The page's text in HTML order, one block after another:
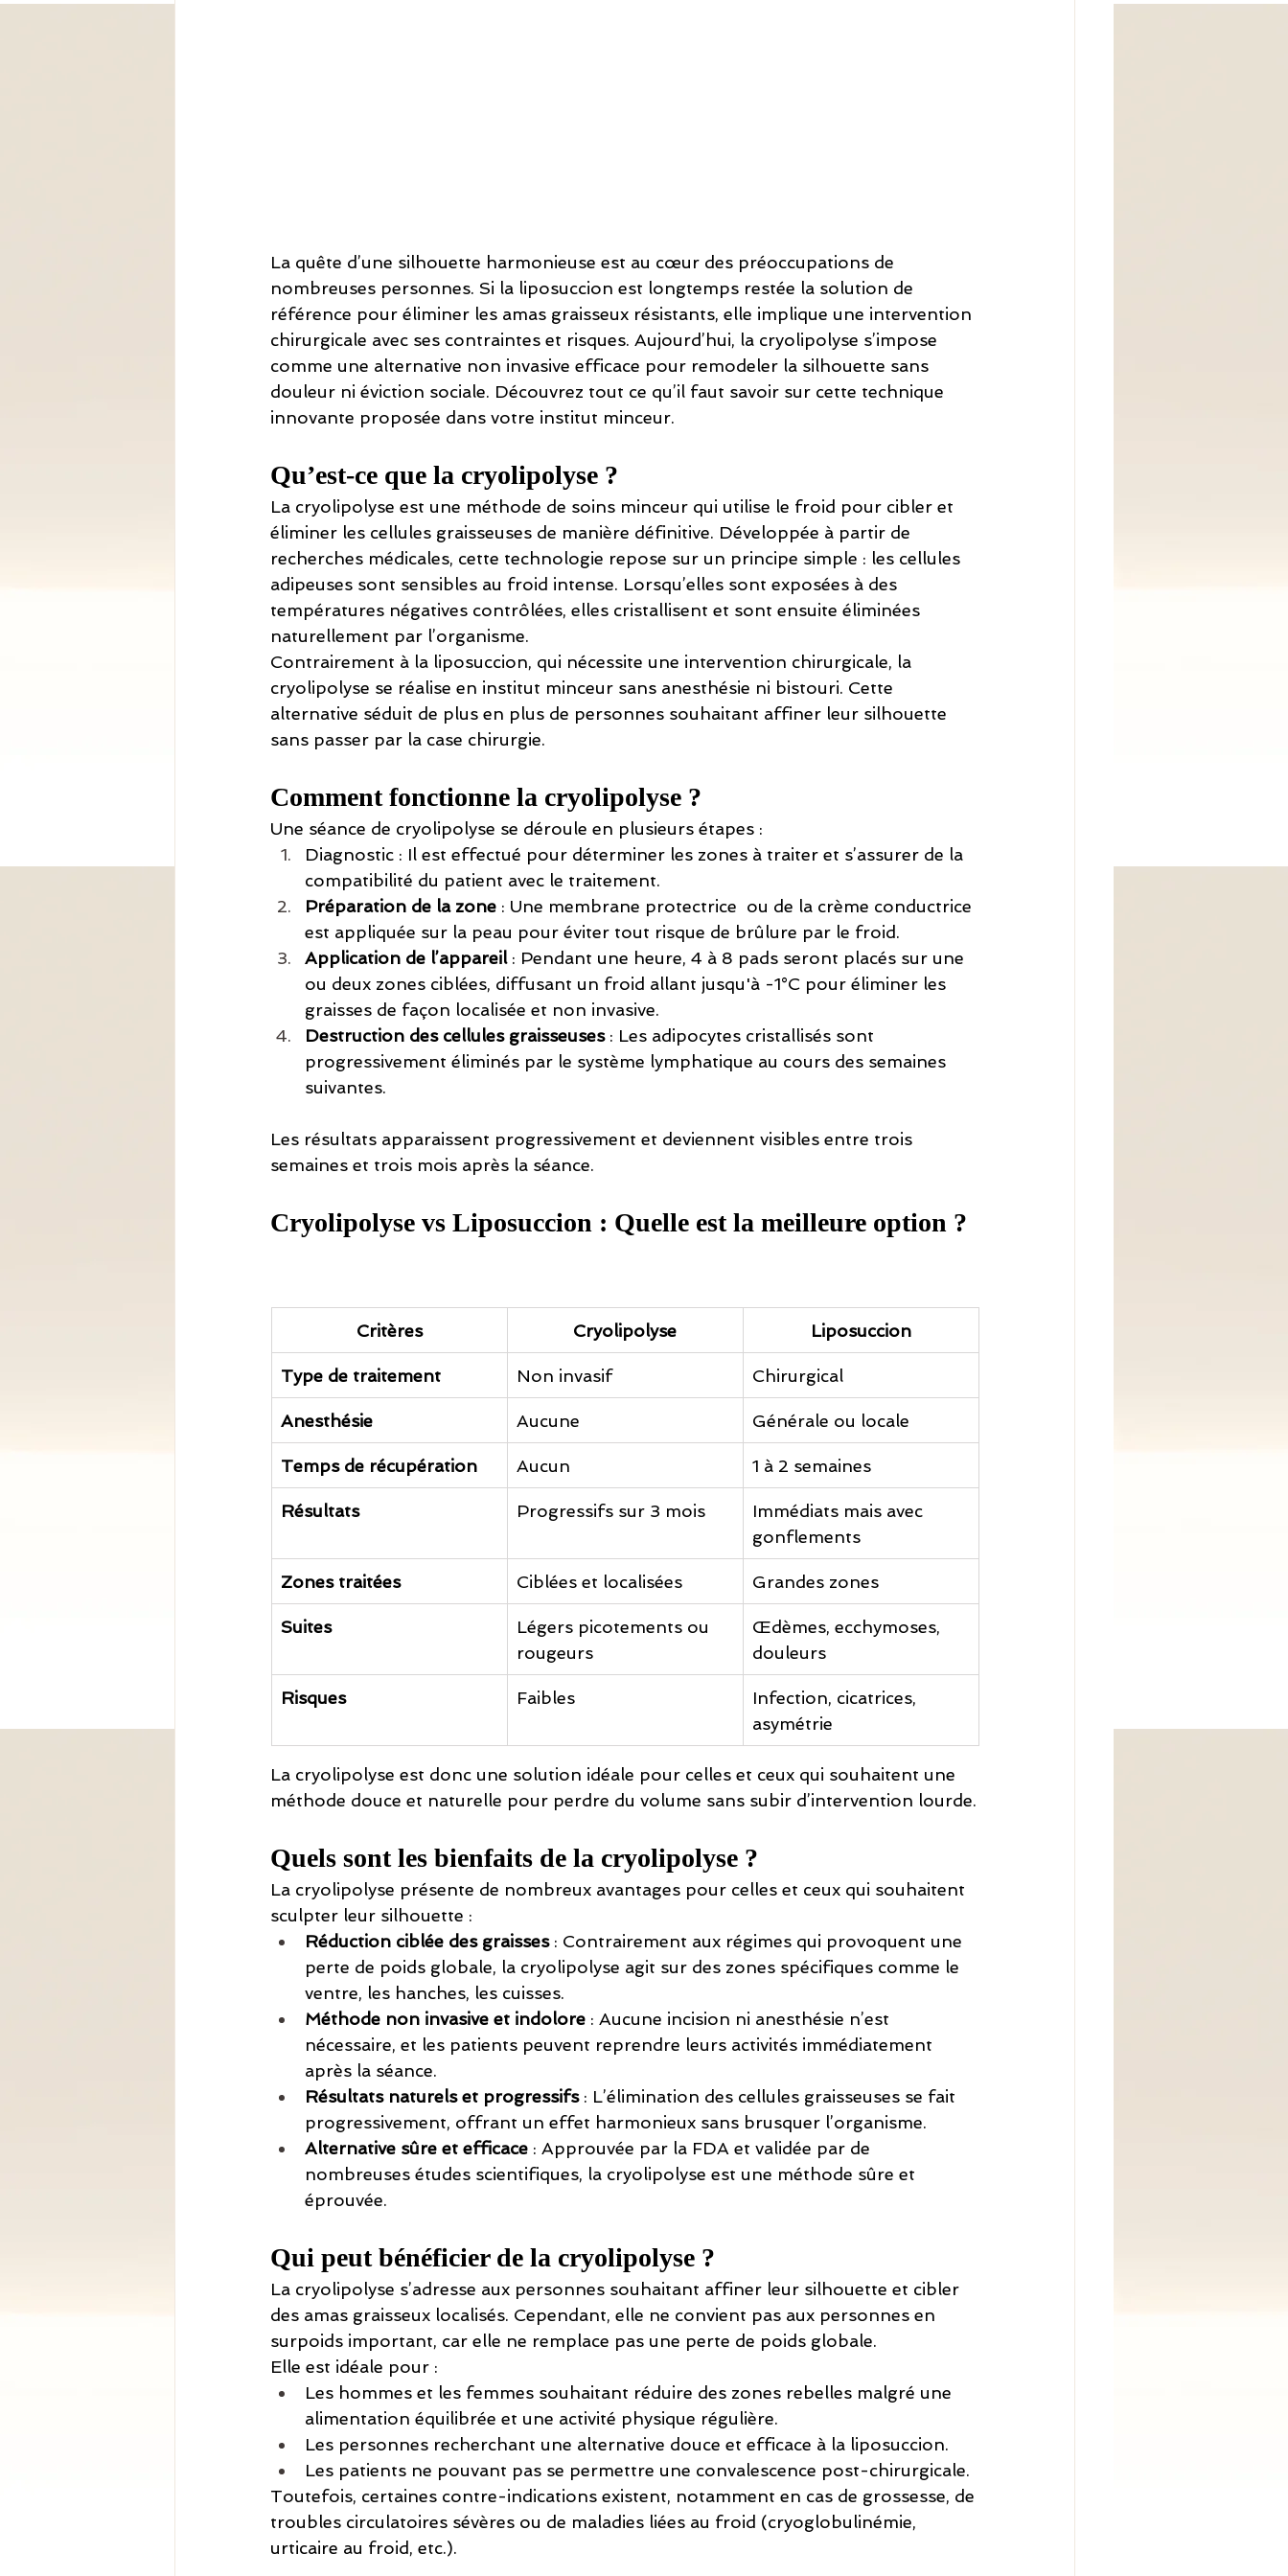
La quête d’une silhouette harmonieuse est au cœur des préoccupations de
nombreuses personnes. Si la liposuccion est longtemps restée la solution de
référence pour éliminer les amas graisseux résistants, elle implique une intervention
chirurgicale avec ses contraintes et risques. Aujourd’hui, la cryolipolyse s’impose
comme une alternative non invasive efficace pour remodeler la silhouette sans
douleur ni éviction sociale. Découvrez tout ce qu’il faut savoir sur cette technique
innovante proposée dans votre institut minceur.
Qu’est-ce que la cryolipolyse ?
La cryolipolyse est une méthode de soins minceur qui utilise le froid pour cibler et
éliminer les cellules graisseuses de manière définitive. Développée à partir de
recherches médicales, cette technologie repose sur un principe simple : les cellules
adipeuses sont sensibles au froid intense. Lorsqu’elles sont exposées à des
températures négatives contrôlées, elles cristallisent et sont ensuite éliminées
naturellement par l’organisme.
Contrairement à la liposuccion, qui nécessite une intervention chirurgicale, la
cryolipolyse se réalise en institut minceur sans anesthésie ni bistouri. Cette
alternative séduit de plus en plus de personnes souhaitant affiner leur silhouette
sans passer par la case chirurgie.
Comment fonctionne la cryolipolyse ?
Une séance de cryolipolyse se déroule en plusieurs étapes :
Diagnostic : Il est effectué pour déterminer les zones à traiter et s’assurer de la
compatibilité du patient avec le traitement.
Préparation de la zone : Une membrane protectrice  ou de la crème conductrice
est appliquée sur la peau pour éviter tout risque de brûlure par le froid.
Application de l’appareil : Pendant une heure, 4 à 8 pads seront placés sur une
ou deux zones ciblées, diffusant un froid allant jusqu'à -1°C pour éliminer les
graisses de façon localisée et non invasive.
Destruction des cellules graisseuses : Les adipocytes cristallisés sont
progressivement éliminés par le système lymphatique au cours des semaines
suivantes.
Les résultats apparaissent progressivement et deviennent visibles entre trois
semaines et trois mois après la séance.
Cryolipolyse vs Liposuccion : Quelle est la meilleure option ?
Critères Cryolipolyse Liposuccion
Type de traitement Non invasif Chirurgical
Anesthésie Aucune Générale ou locale
Temps de récupération Aucun 1 à 2 semaines
Résultats Progressifs sur 3 mois
Immédiats mais avec
gonflements
Zones traitées Ciblées et localisées Grandes zones
Suites
Légers picotements ou
rougeurs
Œdèmes, ecchymoses,
douleurs
Risques Faibles
Infection, cicatrices,
asymétrie
La cryolipolyse est donc une solution idéale pour celles et ceux qui souhaitent une
méthode douce et naturelle pour perdre du volume sans subir d’intervention lourde.
Quels sont les bienfaits de la cryolipolyse ?
La cryolipolyse présente de nombreux avantages pour celles et ceux qui souhaitent
sculpter leur silhouette :
Réduction ciblée des graisses : Contrairement aux régimes qui provoquent une
perte de poids globale, la cryolipolyse agit sur des zones spécifiques comme le
ventre, les hanches, les cuisses.
Méthode non invasive et indolore : Aucune incision ni anesthésie n’est
nécessaire, et les patients peuvent reprendre leurs activités immédiatement
après la séance.
Résultats naturels et progressifs : L’élimination des cellules graisseuses se fait
progressivement, offrant un effet harmonieux sans brusquer l’organisme.
Alternative sûre et efficace : Approuvée par la FDA et validée par de
nombreuses études scientifiques, la cryolipolyse est une méthode sûre et
éprouvée.
Qui peut bénéficier de la cryolipolyse ?
La cryolipolyse s’adresse aux personnes souhaitant affiner leur silhouette et cibler
des amas graisseux localisés. Cependant, elle ne convient pas aux personnes en
surpoids important, car elle ne remplace pas une perte de poids globale.
Elle est idéale pour :
Les hommes et les femmes souhaitant réduire des zones rebelles malgré une
alimentation équilibrée et une activité physique régulière.
Les personnes recherchant une alternative douce et efficace à la liposuccion.
Les patients ne pouvant pas se permettre une convalescence post-chirurgicale.
Toutefois, certaines contre-indications existent, notamment en cas de grossesse, de
troubles circulatoires sévères ou de maladies liées au froid (cryoglobulinémie,
urticaire au froid, etc.).